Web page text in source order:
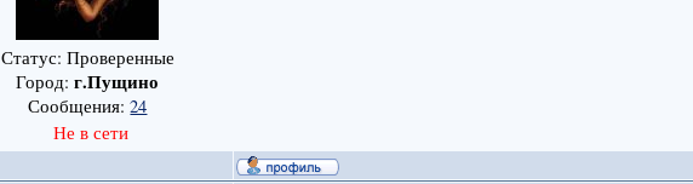
Статус: Проверенные
Город:г.Пущино
Сообщения:24
Не в сети